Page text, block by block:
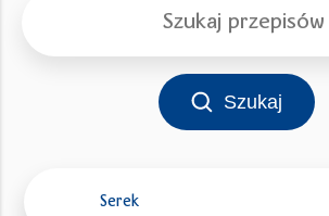
Szukaj
Serek